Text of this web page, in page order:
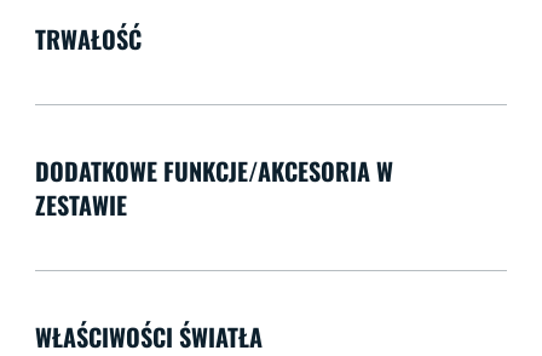
TRWAŁOŚĆ
DODATKOWE FUNKCJE/AKCESORIA W
ZESTAWIE
WŁAŚCIWOŚCI ŚWIATŁA